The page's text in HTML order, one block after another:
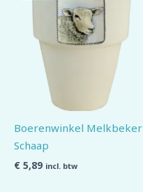
Boerenwinkel Melkbeker
Schaap
€ 5,89 incl. btw